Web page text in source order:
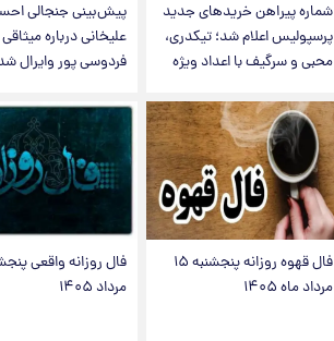
شماره پیراهن خریدهای جدید
پرسپولیس اعلام شد؛ تیکدری،
محبی و سرگیف با اعداد ویژه
پیش‌بینی جنجالی
علیخانی درباره
فردوسی پور وایرال
فال قهوه روزانه پنجشنبه ۱۵
مرداد ماه ۱۴۰۵
مرداد ۱۴۰۵